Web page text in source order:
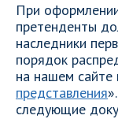
При
претенденты
наследники
порядок
на нашем сайте
представления
следующие